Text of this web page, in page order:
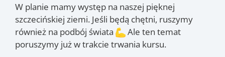
W planie mamy występ na naszej pięknej
szczecińskiej ziemi. Jeśli będą chętni, ruszymy
również na podbój świata
Ale ten temat
poruszymy już w trakcie trwania kursu.